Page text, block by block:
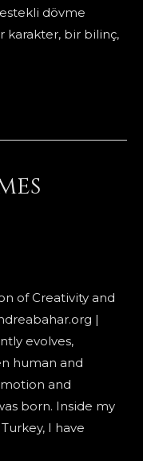
dövme
karakter, bir bilinç,
of Creativity and
|
evolves,
human and
and
born. Inside my
I have